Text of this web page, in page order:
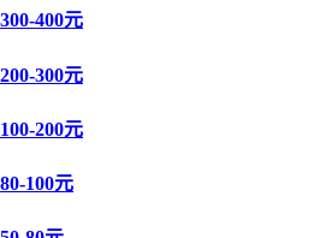
300-400元
200-300元
100-200元
80-100元